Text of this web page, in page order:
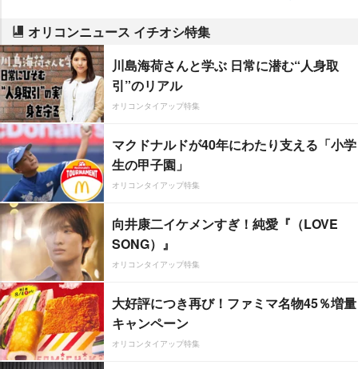
オリコンニュース イチオシ特集
川島海荷さんと学ぶ 日常に潜む“人身取
引”のリアル
オリコンタイアップ特集
マクドナルドが40年にわたり支える「小学
生の甲子園」
オリコンタイアップ特集
向井康二イケメンすぎ！純愛『（LOVE
SONG）』
オリコンタイアップ特集
大好評につき再び！ファミマ名物45％増量
キャンペーン
オリコンタイアップ特集